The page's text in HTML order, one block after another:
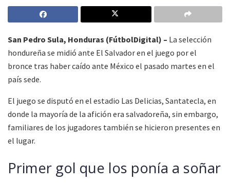
San Pedro Sula, Honduras (FútbolDigital) – La selección
hondureña se midió ante El Salvador en el juego por el
bronce tras haber caído ante México el pasado martes en el
país sede.
El juego se disputó en el estadio Las Delicias, Santatecla, en
donde la mayoría de la afición era salvadoreña, sin embargo,
familiares de los jugadores también se hicieron presentes en
el lugar.
Primer gol que los ponía a soñar